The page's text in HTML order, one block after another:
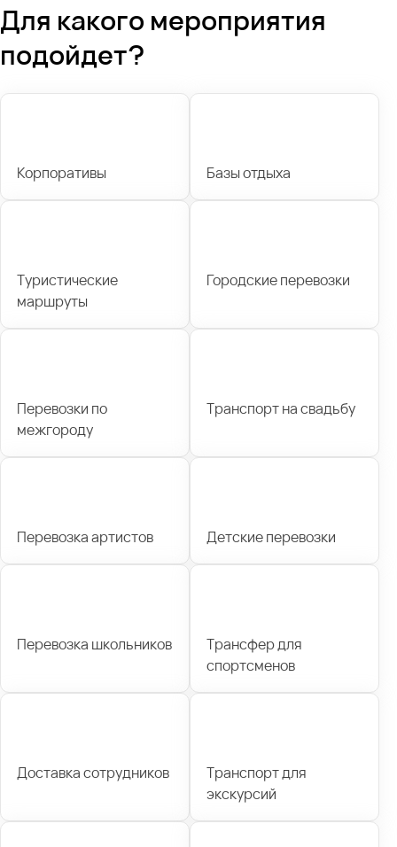
Для какого мероприятия
подойдет?
Корпоративы Базы отдыха
Туристические
маршруты
Городские перевозки
Перевозки по
межгороду
Транспорт на свадьбу
Перевозка артистов Детские перевозки
Перевозка школьников
Трансфер для
спортсменов
Доставка сотрудников
Транспорт для
экскурсий